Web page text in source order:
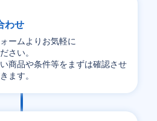
わせ
ームよりお気軽に
さい。
商品や条件等をまずは確認させ
ます。